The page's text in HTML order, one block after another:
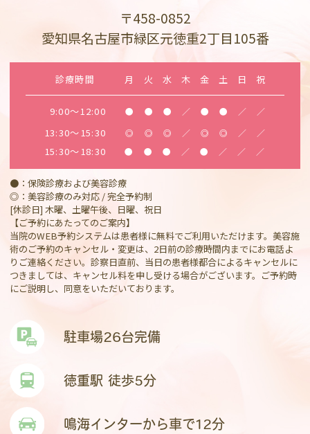
〒458-0852
愛知県名古屋市緑区元徳重2丁目105番
診療時間 月 火 水 木 金 土 日 祝
9:00～12:00 ● ● ● ／ ● ● ／ ／
13:30～15:30 ◎ ◎ ◎ ／ ◎ ◎ ／ ／
15:30～18:30 ● ● ● ／ ● ／ ／ ／
●：保険診療および美容診療
◎：美容診療のみ対応 / 完全予約制
[休診日] 木曜、土曜午後、日曜、祝日
【ご予約にあたってのご案内】
当院のWEB予約システムは患者様に無料でご利用いただけます。美容施
術のご予約のキャンセル・変更は、2日前の診療時間内までにお電話よ
りご連絡ください。診察日直前、当日の患者様都合によるキャンセルに
つきましては、キャンセル料を申し受ける場合がございます。ご予約時
にご説明し、同意をいただいております。
駐車場26台完備
徳重駅 徒歩5分
鳴海インターから車で12分